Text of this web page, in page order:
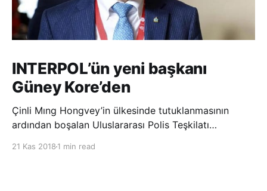
INTERPOL’ün yeni başkanı
Güney Kore’den
Çinli Mıng Hongvey’in ülkesinde tutuklanmasının
ardından boşalan Uluslararası Polis Teşkilatı
21 Kas 2018 1 min read